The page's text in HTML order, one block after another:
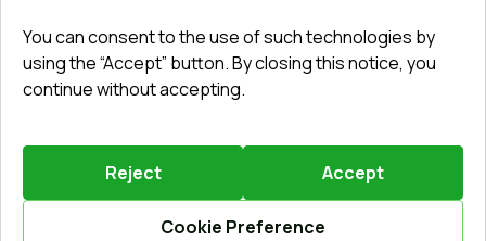
Polityka prywatności
REGULAMIN
©2026.All right reserved.Powered byVitrager.com.
Report a problem?
You can consent to the use of such technologies by
using the “Accept” button. By closing this notice, you
continue without accepting.
Reject Accept
Cookie Preference